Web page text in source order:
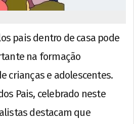
pais dentro de casa pode
na formação
crianças e adolescentes.
Pais, celebrado neste
destacam que